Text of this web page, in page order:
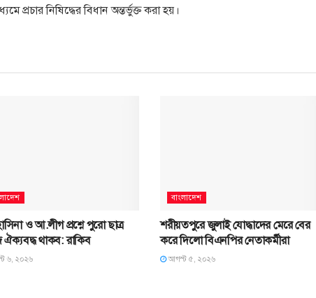
প্রচার নিষিদ্ধের বিধান অন্তর্ভুক্ত করা হয়।
ও আ.লীগ প্রশ্নে পুরো ছাত্র
থাকব: রাকিব
৬, ২০২৬
বাংলাদেশ
শরীয়তপুরে জুলাই যোদ্ধাদের মেরে বের
করে দিলো বিএনপির নেতাকর্মীরা
আগস্ট ৫, ২০২৬